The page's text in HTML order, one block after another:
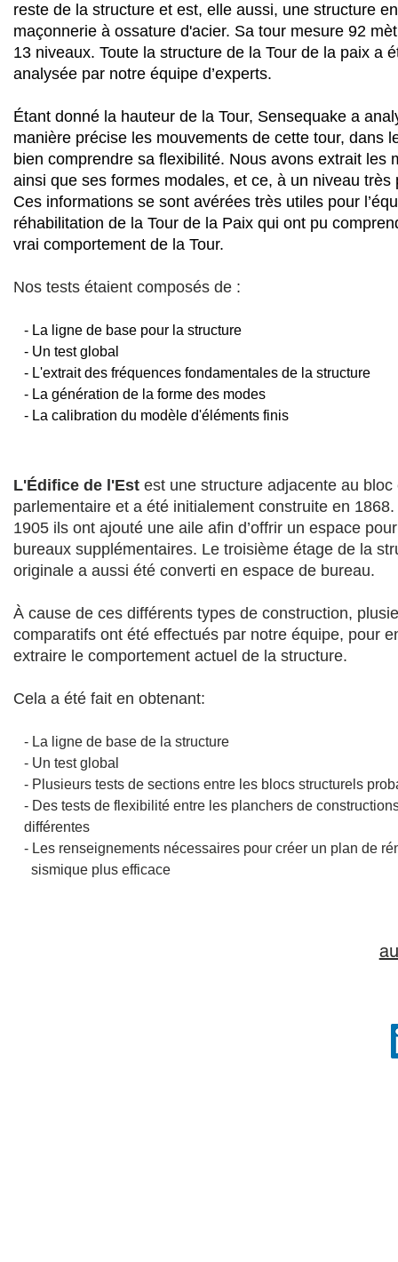
reste de la structure et est, elle aussi, une structure en
maçonnerie à ossature d'acier. Sa tour mesure 92
13 niveaux. Toute la structure de la Tour de la paix a
analysée par notre équipe d’experts.
Étant donné la hauteur de la Tour, Sensequake a
manière précise les mouvements de cette tour, dans
bien comprendre sa flexibilité. Nous avons extrait les
ainsi que ses formes modales, et ce, à un niveau très
Ces informations se sont avérées très utiles pour
réhabilitation de la Tour de la Paix qui ont pu
vrai comportement de la Tour.
Nos tests étaient composés de :
- La ligne de base pour la structure
- Un test global
- L'extrait des fréquences fondamentales de la structure
- La génération de la forme des modes
- La calibration du modèle d'éléments finis
L'Édifice de l'Est est une structure adjacente au bloc
parlementaire et a été initialement construite en
1905 ils ont ajouté une aile afin d’offrir un espace
bureaux supplémentaires. Le troisième étage de la
originale a aussi été converti en espace de bureau.
À cause de ces différents types de construction,
comparatifs ont été effectués par notre équipe, pour
extraire le comportement actuel de la structure.
Cela a été fait en obtenant:
- La ligne de base de la structure
- Un test global
- Plusieurs tests de sections entre les blocs structurels
- Des tests de flexibilité entre les planchers de
différentes
- Les renseignements nécessaires pour créer un plan de
sismique plus efficace